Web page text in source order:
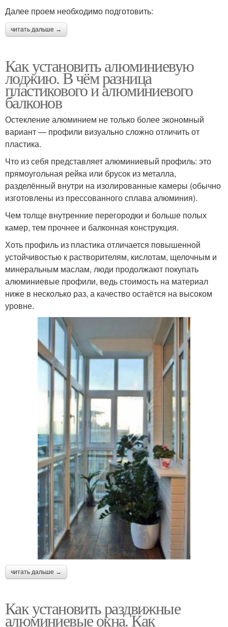
Далее проем необходимо подготовить:
читать дальше →
Как установить алюминиевую
лоджию. В чём разница
пластикового и алюминиевого
балконов
Остекление алюминием не только более экономный
вариант — профили визуально сложно отличить от
пластика.
Что из себя представляет алюминиевый профиль: это
прямоугольная рейка или брусок из металла,
разделённый внутри на изолированные камеры (обычно
изготовлены из прессованного сплава алюминия).
Чем толще внутренние перегородки и больше полых
камер, тем прочнее и балконная конструкция.
Хоть профиль из пластика отличается повышенной
устойчивостью к растворителям, кислотам, щелочным и
минеральным маслам, люди продолжают покупать
алюминиевые профили, ведь стоимость на материал
ниже в несколько раз, а качество остаётся на высоком
уровне.
читать дальше →
Как установить раздвижные
алюминиевые окна. Как